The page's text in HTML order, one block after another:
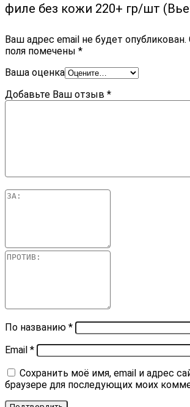
филе без кожи 220+ гр/шт
Ваш адрес email не будет опубликован.
поля помечены *
Ваша оценка
Добавьте Ваш отзыв *
По названию *
Email *
Сохранить моё имя, email и адрес
браузере для последующих моих